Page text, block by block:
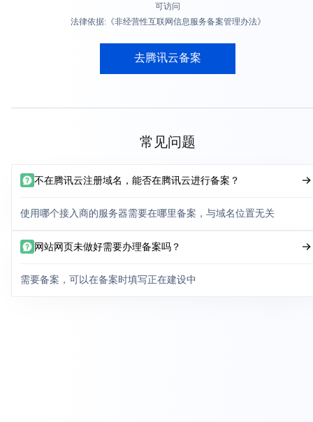
可访问
法律依据:《非经营性互联网信息服务备案管理办法》
去腾讯云备案
常见问题
不在腾讯云注册域名，能否在腾讯云进行备案？
使用哪个接入商的服务器需要在哪里备案，与域名位置无关
网站网页未做好需要办理备案吗？
需要备案，可以在备案时填写正在建设中